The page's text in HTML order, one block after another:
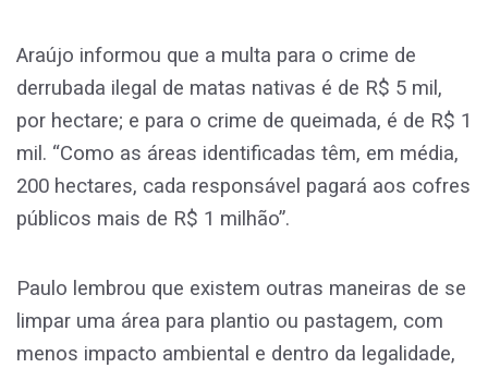
Araújo informou que a multa para o crime de
derrubada ilegal de matas nativas é de R$ 5 mil,
por hectare; e para o crime de queimada, é de R$ 1
mil. “Como as áreas identificadas têm, em média,
200 hectares, cada responsável pagará aos cofres
públicos mais de R$ 1 milhão”.
Paulo lembrou que existem outras maneiras de se
limpar uma área para plantio ou pastagem, com
menos impacto ambiental e dentro da legalidade,